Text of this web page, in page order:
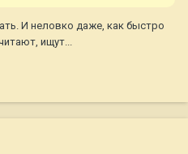
И неловко даже, как быстро
ищут...